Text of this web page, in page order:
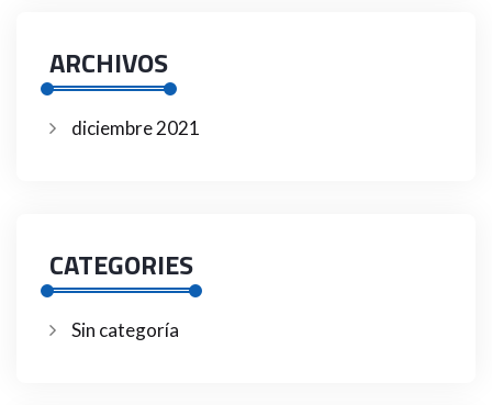
ARCHIVOS
diciembre 2021
CATEGORIES
Sin categoría